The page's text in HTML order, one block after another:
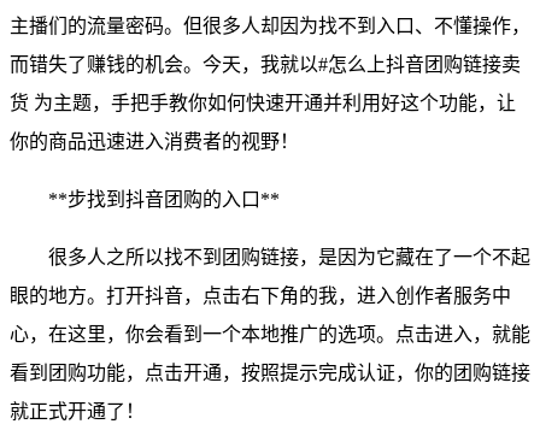
主播们的流量密码。但很多人却因为找不到入口、不懂操作，
而错失了赚钱的机会。今天，我就以#怎么上抖音团购链接卖
货 为主题，手把手教你如何快速开通并利用好这个功能，让
你的商品迅速进入消费者的视野！
**步找到抖音团购的入口**
很多人之所以找不到团购链接，是因为它藏在了一个不起
眼的地方。打开抖音，点击右下角的我，进入创作者服务中
心，在这里，你会看到一个本地推广的选项。点击进入，就能
看到团购功能，点击开通，按照提示完成认证，你的团购链接
就正式开通了！